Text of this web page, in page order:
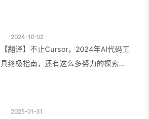
2024-10-02
【翻译】不止Cursor，2024年AI代码工
具终极指南，还有这么多努力的探索
2025-01-31